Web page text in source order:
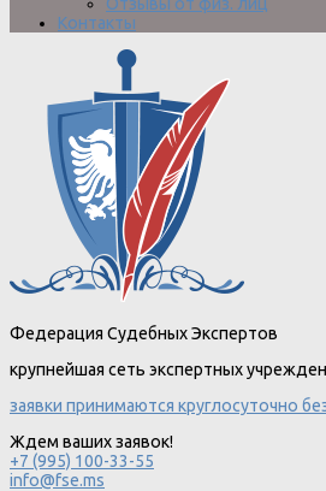
Отзывы от физ. лиц
Контакты
Федерация Судебных Экспертов
крупнейшая сеть экспертных
заявки принимаются круглосуточно
Ждем ваших заявок!
+7 (995) 100-33-55
info@fse.ms